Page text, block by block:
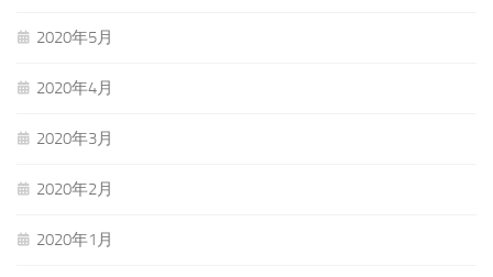
2020年5月
2020年4月
2020年3月
2020年2月
2020年1月